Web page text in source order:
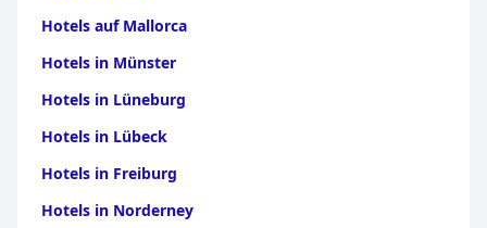
Hotels auf Mallorca
Hotels in Münster
Hotels in Lüneburg
Hotels in Lübeck
Hotels in Freiburg
Hotels in Norderney